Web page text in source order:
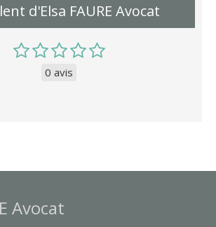
d'Elsa FAURE Avocat
0 avis
Avocat